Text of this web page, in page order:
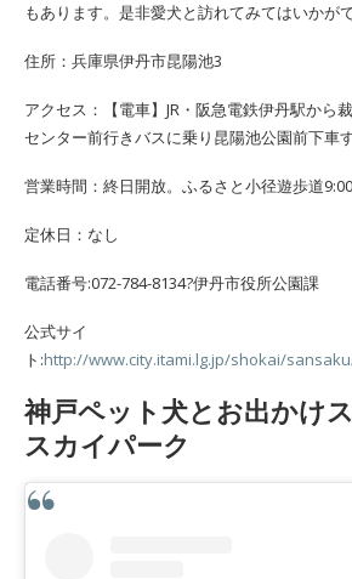
もあります。是非愛犬と訪れてみてはいかが
住所：兵庫県伊丹市昆陽池3
アクセス：【電車】JR・阪急電鉄伊丹駅から
センター前行きバスに乗り昆陽池公園前下車
営業時間：終日開放。ふるさと小径遊歩道
定休日：なし
電話番号:072-784-8134?伊丹市役所公園課
公式サイ
ト:http://www.city.itami.lg.jp/shokai/
神戸ペット犬とお出かけ
スカイパーク